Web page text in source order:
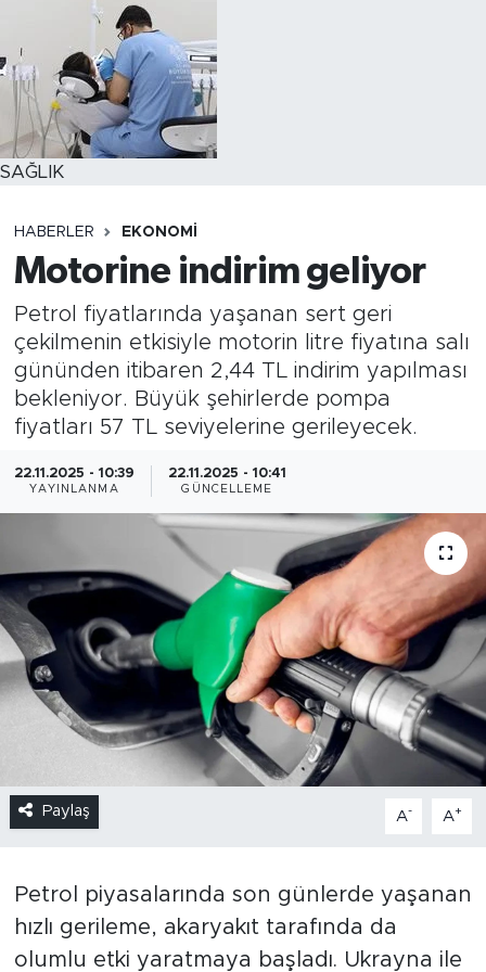
SAĞLIK
HABERLER EKONOMİ
Motorine indirim geliyor
Petrol fiyatlarında yaşanan sert geri
çekilmenin etkisiyle motorin litre fiyatına salı
gününden itibaren 2,44 TL indirim yapılması
bekleniyor. Büyük şehirlerde pompa
fiyatları 57 TL seviyelerine gerileyecek.
22.11.2025 - 10:39
YAYINLANMA
22.11.2025 - 10:41
GÜNCELLEME
Paylaş A- A+
Petrol piyasalarında son günlerde yaşanan
hızlı gerileme, akaryakıt tarafında da
olumlu etki yaratmaya başladı. Ukrayna ile